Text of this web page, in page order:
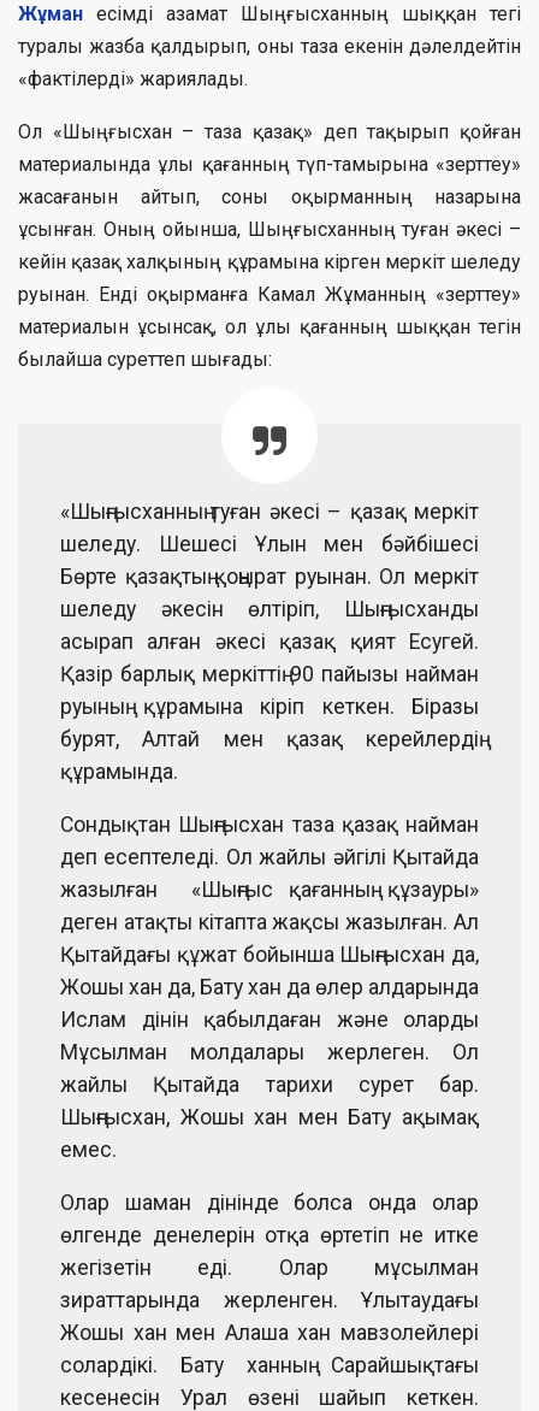
Жұман есімді азамат Шыңғысханның шыққан тегі
туралы жазба қалдырып, оны таза екенін дәлелдейтін
«фактілерді» жариялады.
Ол «Шыңғысхан – таза қазақ» деп тақырып қойған
материалында ұлы қағанның түп-тамырына «зерттеу»
жасағанын айтып, соны оқырманның назарына
ұсынған. Оның ойынша, Шыңғысханның туған әкесі –
кейін қазақ халқының құрамына кірген меркіт шеледу
руынан. Енді оқырманға Камал Жұманның «зерттеу»
материалын ұсынсақ, ол ұлы қағанның шыққан тегін
былайша суреттеп шығады:
«Шыңғысханның туған әкесі – қазақ меркіт
шеледу. Шешесі Ұлын мен бәйбішесі
Бөрте қазақтың қоңырат руынан. Ол меркіт
шеледу әкесін өлтіріп, Шыңғысханды
асырап алған әкесі қазақ қият Есугей.
Қазір барлық меркіттің 90 пайызы найман
руының құрамына кіріп кеткен. Біразы
бурят, Алтай мен қазақ керейлердің
құрамында.
Сондықтан Шыңғысхан таза қазақ найман
деп есептеледі. Ол жайлы әйгілі Қытайда
жазылған «Шыңғыс қағанның құзауры»
деген атақты кітапта жақсы жазылған. Ал
Қытайдағы құжат бойынша Шыңғысхан да,
Жошы хан да, Бату хан да өлер алдарында
Ислам дінін қабылдаған және оларды
Мұсылман молдалары жерлеген. Ол
жайлы Қытайда тарихи сурет бар.
Шыңғысхан, Жошы хан мен Бату ақымақ
емес.
Олар шаман дінінде болса онда олар
өлгенде денелерін отқа өртетіп не итке
жегізетін еді. Олар мұсылман
зираттарында жерленген. Ұлытаудағы
Жошы хан мен Алаша хан мавзолейлері
солардікі. Бату ханның Сарайшықтағы
кесенесін Урал өзені шайып кеткен.